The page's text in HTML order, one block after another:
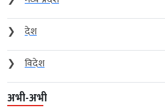
❯
देश
❯
विदेश
अभी-अभी